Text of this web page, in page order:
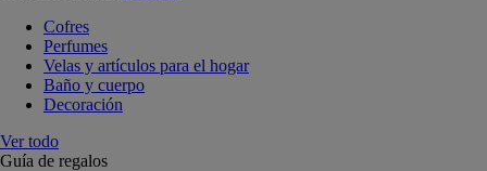
Cofres
Perfumes
Velas y artículos para el hogar
Baño y cuerpo
Decoración
Ver todo
Guía de regalos